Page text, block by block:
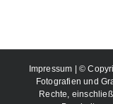
Impressum
| ©
Fotografien und
Rechte,